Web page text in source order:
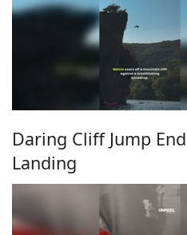
Daring Cliff Jump
Landing